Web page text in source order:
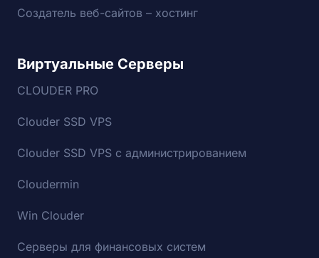
Создатель веб-сайтов – хостинг
Виртуальные Серверы
CLOUDER PRO
Clouder SSD VPS
Clouder SSD VPS с администрированием
Cloudermin
Win Clouder
Серверы для финансовых систем